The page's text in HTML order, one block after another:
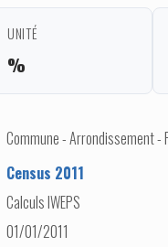
UNITÉ
%
Commune - Arrondissement -
Census 2011
Calculs IWEPS
01/01/2011